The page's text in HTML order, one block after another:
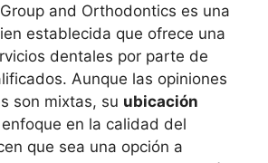
and Orthodontics es una
establecida que ofrece una
dentales por parte de
Aunque las opiniones
son mixtas, su ubicación
en la calidad del
que sea una opción a